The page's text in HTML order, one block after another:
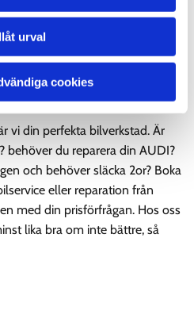
urval
cookies
eller ring för fast pris
vi din perfekta bilverkstad. Är
behöver du reparera din AUDI?
och behöver släcka 2or? Boka
eller reparation från
med din prisförfrågan. Hos oss
lika bra om inte bättre, så